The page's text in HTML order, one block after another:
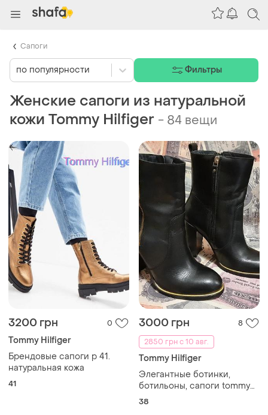
Женские сапоги из натуральной
кожи Tommy Hilfiger - 84 вещи
3200 грн 0
Tommy Hilfiger
Брендовые сапоги р 41.
натуральная кожа
41
3000 грн
8
2850 грн с 10 авг.
Tommy Hilfiger
Элегантные ботинки,
ботильоны, сапоги tommy
hilfiger.38р.24см.
38
по популярности Фильтры
Сапоги